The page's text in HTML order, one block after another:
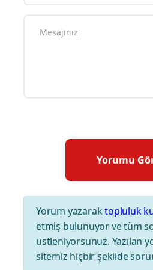
Yorum yazaraktopluluk
etmiş bulunuyor ve tüm
üstleniyorsunuz. Yazılan
sitemiz hiçbir şekilde